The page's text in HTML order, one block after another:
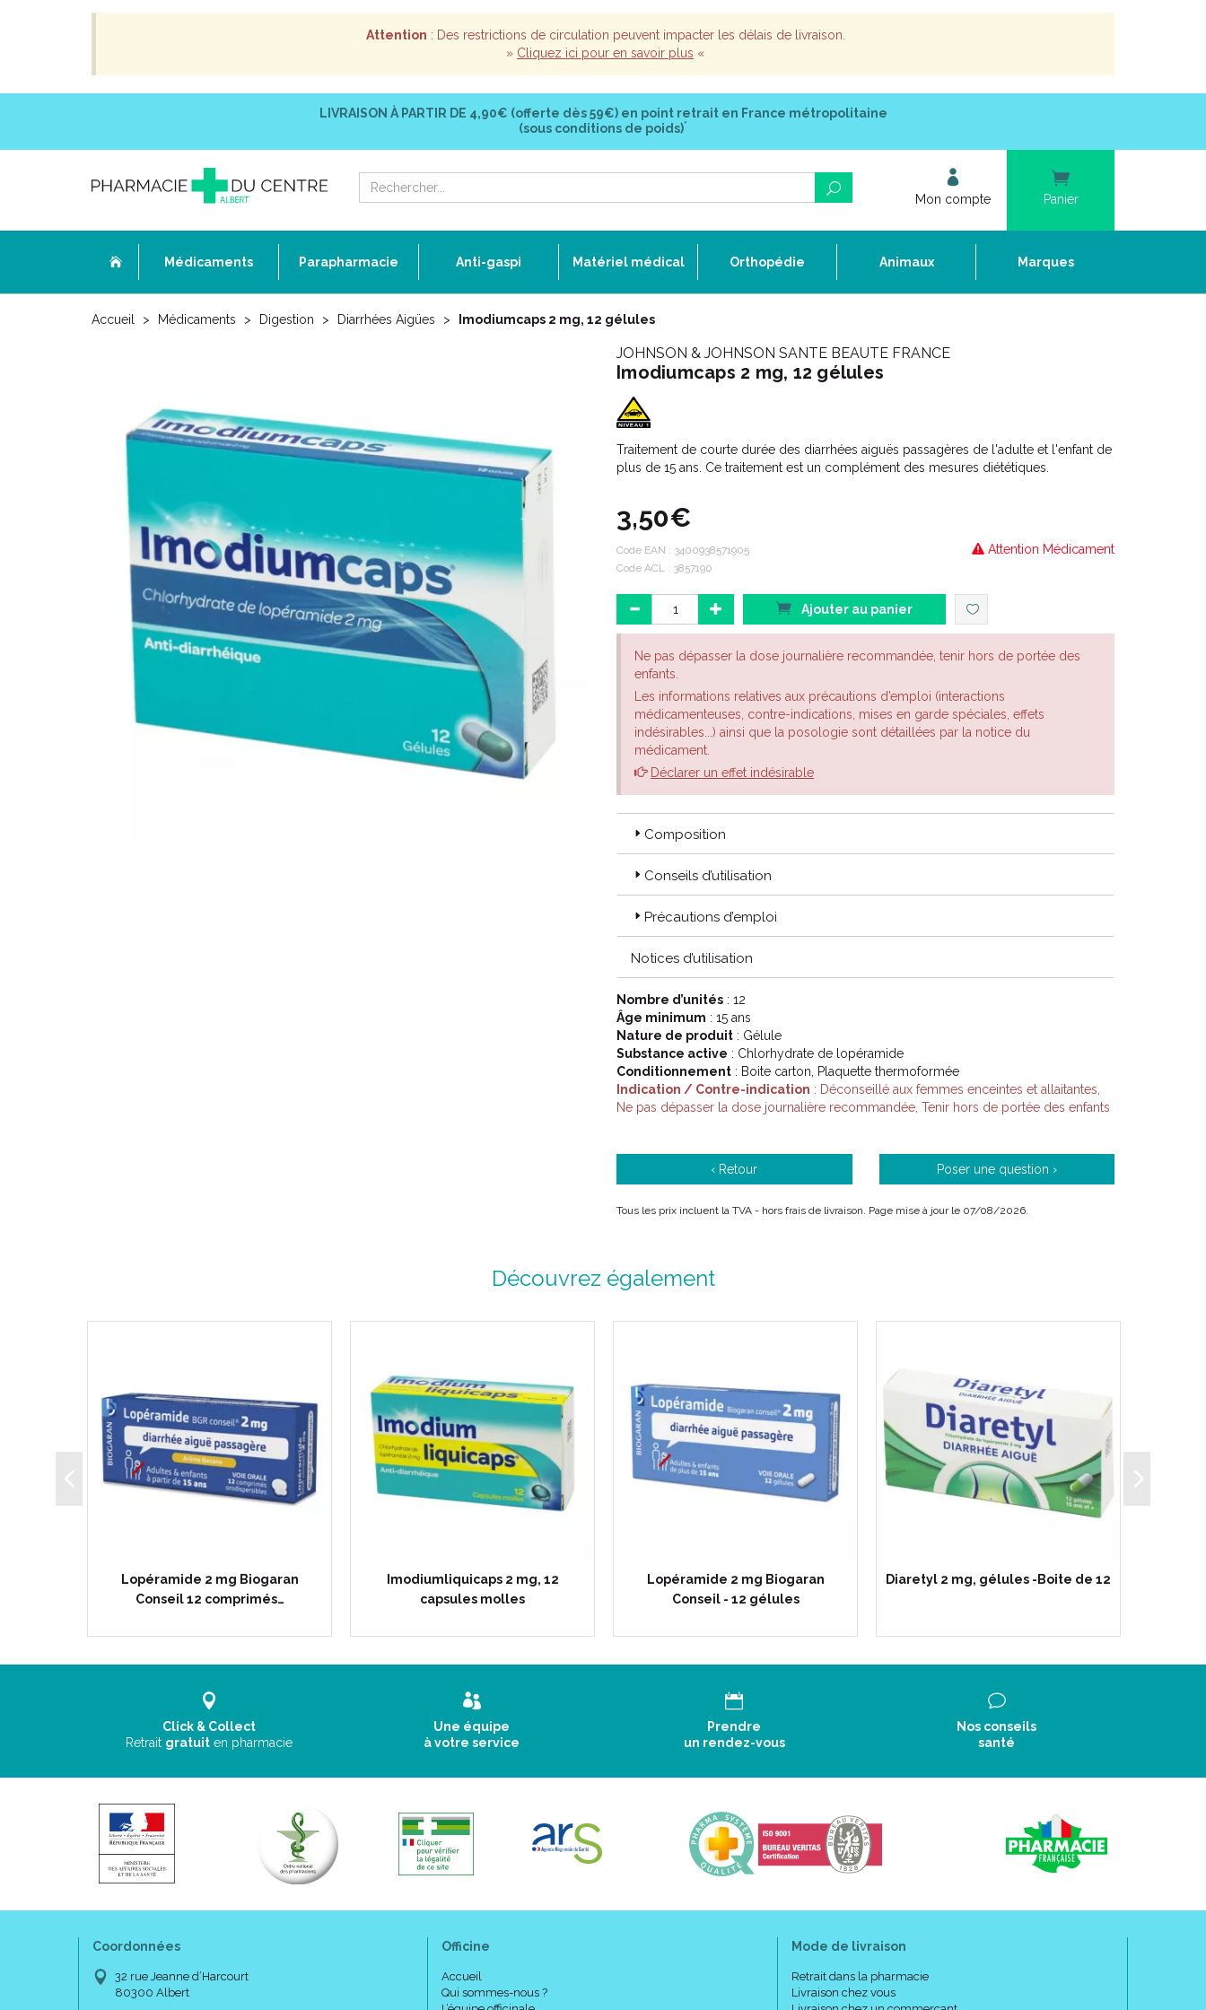
Attention : Des restrictions de circulation peuvent impacter les délais de livraison.
» Cliquez ici pour en savoir plus «
LIVRAISON À PARTIR DE 4,90€ (offerte dès 59€) en point retrait en France métropolitaine
(sous conditions de poids)*
Mon compte Panier
Médicaments Parapharmacie Anti-gaspi Matériel médical Orthopédie Animaux Marques
Accueil Médicaments Digestion Diarrhées Aigües Imodiumcaps 2 mg, 12 gélules
JOHNSON & JOHNSON SANTE BEAUTE FRANCE
Imodiumcaps 2 mg, 12 gélules
Traitement de courte durée des diarrhées aiguës passagères de l'adulte et l'enfant de
plus de 15 ans. Ce traitement est un complément des mesures diététiques.
3,50€
Attention Médicament
Code EAN : 3400938571905
Code ACL : 3857190
Ajouter au panier
Ne pas dépasser la dose journalière recommandée, tenir hors de portée des
enfants.
Les informations relatives aux précautions d’emploi (interactions
médicamenteuses, contre-indications, mises en garde spéciales, effets
indésirables...) ainsi que la posologie sont détaillées par la notice du
médicament.
Déclarer un effet indésirable
Composition
Conseils d’utilisation
Précautions d’emploi
Notices d’utilisation
Nombre d’unités : 12
Âge minimum : 15 ans
Nature de produit : Gélule
Substance active : Chlorhydrate de lopéramide
Conditionnement : Boite carton, Plaquette thermoformée
Indication / Contre-indication : Déconseillé aux femmes enceintes et allaitantes,
Ne pas dépasser la dose journalière recommandée, Tenir hors de portée des enfants
‹ Retour Poser une question ›
Tous les prix incluent la TVA - hors frais de livraison. Page mise à jour le 07/08/2026.
Découvrez également
Lopéramide 2 mg Biogaran
Conseil 12 comprimés…
Imodiumliquicaps 2 mg, 12
capsules molles
Lopéramide 2 mg Biogaran
Conseil - 12 gélules
Diaretyl 2 mg, gélules -Boite de 12
Click & Collect
Retrait gratuit en pharmacie
Une équipe
à votre service
Prendre
un rendez-vous
Nos conseils
santé
Coordonnées
32 rue Jeanne d’Harcourt
80300 Albert
Officine
Accueil
Qui sommes-nous ?
Mode de livraison
Retrait dans la pharmacie
Livraison chez vous